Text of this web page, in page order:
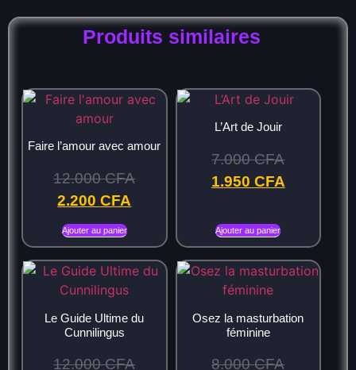
Produits similaires
Faire l’amour avec amour
12.000CFA
2.200CFA
Ajouter au panier
L’Art de Jouir
7.000CFA
1.950 CFA
Ajouter au panier
Le Guide Ultime du
Cunnilingus
12.000CFA
Osez la masturbation
féminine
8.000CFA